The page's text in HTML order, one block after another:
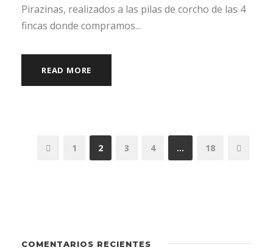
Pirazinas, realizados a las pilas de corcho de las 4
fincas donde compramos...
READ MORE
1 2 3 4 … 18
COMENTARIOS RECIENTES